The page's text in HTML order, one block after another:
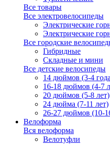
Все товары
Все электровелосипеды
Электрические
Электрические
Все городские
Гибридные
Складные и мини
Все детские велосипеды
14 дюймов (3-4
16-18 дюймов (4-7
20 дюймов (5-8 лет)
24 дюйма (7-11 лет)
26-27 дюймов (10-
Велоформа
Вся велоформа
Велотуфли